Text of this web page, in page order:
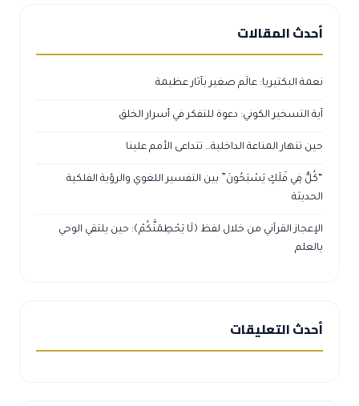
أحدث المقالات
نعمة البكتيريا: عالَم صغير بآثار عظيمة
آية التسخير الكوني: دعوة للتفكر في أسرار الخلق
حين تنهار المناعة الداخلية… تتداعى الأمم علينا
“كُلٌّ فِي فَلَكٍ يَسْبَحُونَ” بين التفسير اللغوي والرؤية الفلكية
الحديثة
الإعجاز القرآني من خلال لفظ ﴿لَا يَحْطِمَنَّكُمْ﴾: حين يلتقي الوحي
بالعلم
أحدث التعليقات